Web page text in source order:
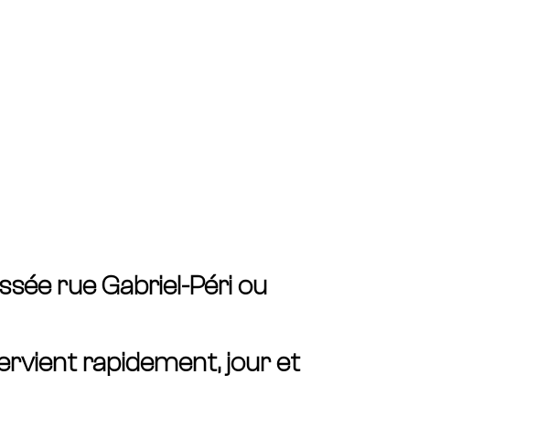
rue Gabriel-Péri ou
rapidement, jour et